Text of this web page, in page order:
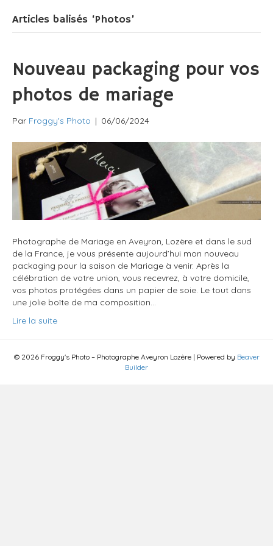
Articles balisés ‘Photos’
Nouveau packaging pour vos
photos de mariage
Par Froggy's Photo | 06/06/2024
Photographe de Mariage en Aveyron, Lozère et dans le sud
de la France, je vous présente aujourd’hui mon nouveau
packaging pour la saison de Mariage à venir. Après la
célébration de votre union, vous recevrez, à votre domicile,
vos photos protégées dans un papier de soie. Le tout dans
une jolie boîte de ma composition…
Lire la suite
© 2026 Froggy's Photo – Photographe Aveyron Lozère | Powered by Beaver
Builder